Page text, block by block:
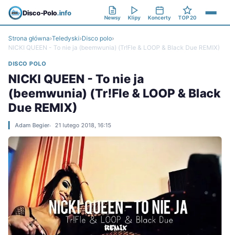
Disco-Polo.info
Newsy Klipy Koncerty TOP 20
Strona główna›Teledyski›Disco polo›
NICKI QUEEN - To nie ja (beemwunia) (Tr!Fle & LOOP & Black Due REMIX)
DISCO POLO
NICKI QUEEN - To nie ja
(beemwunia) (Tr!Fle & LOOP & Black
Due REMIX)
Adam Begier 21 lutego 2018, 16:15